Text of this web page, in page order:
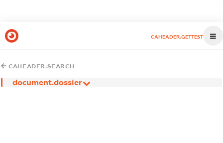
CAHEADER.GETTEST
CAHEADER.SEARCH
document.dossier